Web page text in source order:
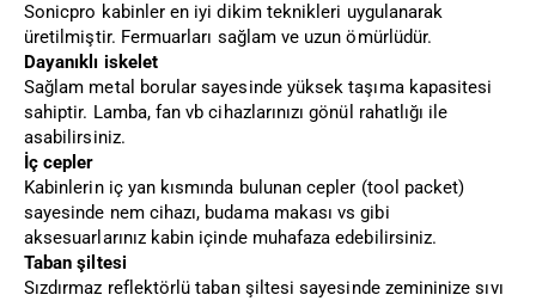
Sonicpro kabinler en iyi dikim teknikleri uygulanarak
üretilmiştir. Fermuarları sağlam ve uzun ömürlüdür.
Dayanıklı iskelet
Sağlam metal borular sayesinde yüksek taşıma kapasitesi
sahiptir. Lamba, fan vb cihazlarınızı gönül rahatlığı ile
asabilirsiniz.
İç cepler
Kabinlerin iç yan kısmında bulunan cepler (tool packet)
sayesinde nem cihazı, budama makası vs gibi
aksesuarlarınız kabin içinde muhafaza edebilirsiniz.
Taban şiltesi
Sızdırmaz reflektörlü taban şiltesi sayesinde zemininize sıvı